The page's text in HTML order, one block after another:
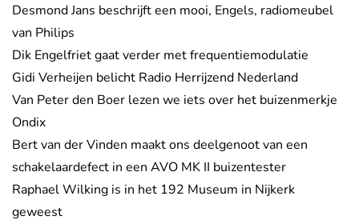
Desmond Jans beschrijft een mooi, Engels, radiomeubel
van Philips
Dik Engelfriet gaat verder met frequentiemodulatie
Gidi Verheijen belicht Radio Herrijzend Nederland
Van Peter den Boer lezen we iets over het buizenmerkje
Ondix
Bert van der Vinden maakt ons deelgenoot van een
schakelaardefect in een AVO MK II buizentester
Raphael Wilking is in het 192 Museum in Nijkerk
geweest